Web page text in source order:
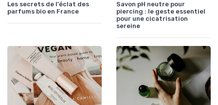
Les secrets de l'éclat des
parfums bio en France
Savon pH neutre pour
piercing : le geste essentiel
pour une cicatrisation
sereine